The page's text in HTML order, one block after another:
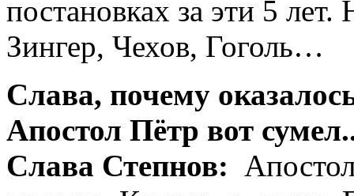
постановках за эти 5
Зингер, Чехов, Гоголь…
Слава, почему
Апостол Пётр вот
Слава Степнов: